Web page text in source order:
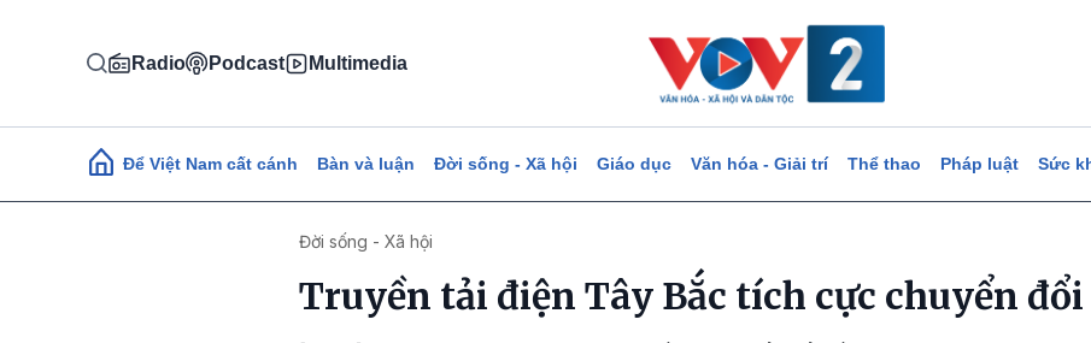
Radio Podcast Multimedia
Main navigation
Để Việt Nam cất cánh Bàn và luận Đời sống - Xã hội Giáo dục Văn hóa - Giải trí Thể thao Pháp luật Sức
Đời sống - Xã hội
Truyền tải điện Tây Bắc tích cực chuyển đổi